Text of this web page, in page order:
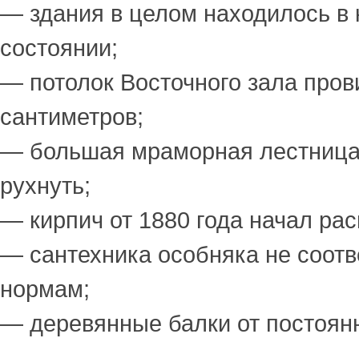
— здания в целом находилось в
состоянии;
— потолок Восточного зала
сантиметров;
— большая мраморная лестница
рухнуть;
— кирпич от 1880 года начал
— сантехника особняка не
нормам;
— деревянные балки от